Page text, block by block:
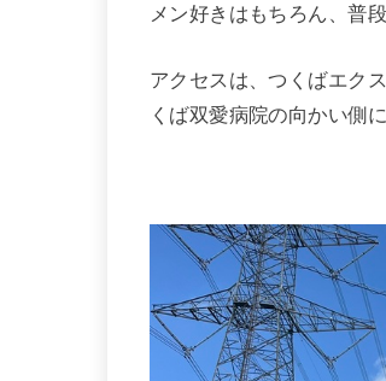
メン好きはもちろん、普
アクセスは、つくばエク
くば双愛病院の向かい側